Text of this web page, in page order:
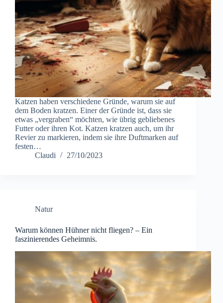
Katzen haben verschiedene Gründe, warum sie auf
dem Boden kratzen. Einer der Gründe ist, dass sie
etwas „vergraben“ möchten, wie übrig gebliebenes
Futter oder ihren Kot. Katzen kratzen auch, um ihr
Revier zu markieren, indem sie ihre Duftmarken auf
festen…
Claudi
27/10/2023
Natur
Warum können Hühner nicht fliegen? – Ein
faszinierendes Geheimnis.